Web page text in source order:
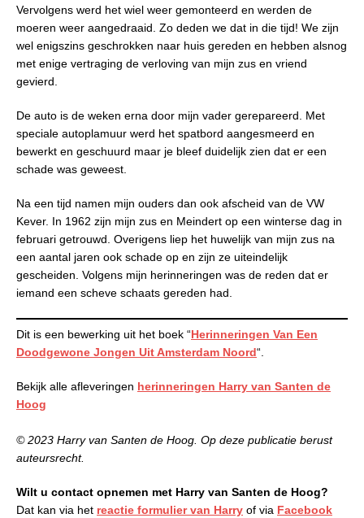
Vervolgens werd het wiel weer gemonteerd en werden de
moeren weer aangedraaid. Zo deden we dat in die tijd! We zijn
wel enigszins geschrokken naar huis gereden en hebben alsnog
met enige vertraging de verloving van mijn zus en vriend
gevierd.
De auto is de weken erna door mijn vader gerepareerd. Met
speciale autoplamuur werd het spatbord aangesmeerd en
bewerkt en geschuurd maar je bleef duidelijk zien dat er een
schade was geweest.
Na een tijd namen mijn ouders dan ook afscheid van de VW
Kever. In 1962 zijn mijn zus en Meindert op een winterse dag in
februari getrouwd. Overigens liep het huwelijk van mijn zus na
een aantal jaren ook schade op en zijn ze uiteindelijk
gescheiden. Volgens mijn herinneringen was de reden dat er
iemand een scheve schaats gereden had.
Dit is een bewerking uit het boek “Herinneringen Van Een
Doodgewone Jongen Uit Amsterdam Noord“.
Bekijk alle afleveringen herinneringen Harry van Santen de
Hoog
© 2023 Harry van Santen de Hoog. Op deze publicatie berust
auteursrecht.
Wilt u contact opnemen met Harry van Santen de Hoog?
Dat kan via het reactie formulier van Harry of via Facebook